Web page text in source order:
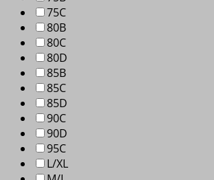
75C
80B
80C
80D
85B
85C
85D
90C
90D
95C
L/XL